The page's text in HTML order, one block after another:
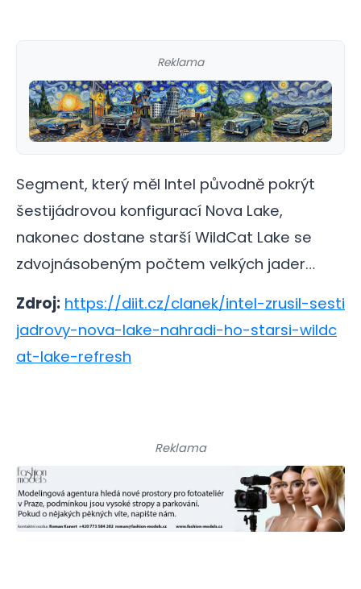
Reklama
Segment, který měl Intel původně pokrýt
šestijádrovou konfigurací Nova Lake,
nakonec dostane starší WildCat Lake se
zdvojnásobeným počtem velkých jader…
Zdroj: https://diit.cz/clanek/intel-zrusil-sesti
jadrovy-nova-lake-nahradi-ho-starsi-wildc
at-lake-refresh
Reklama